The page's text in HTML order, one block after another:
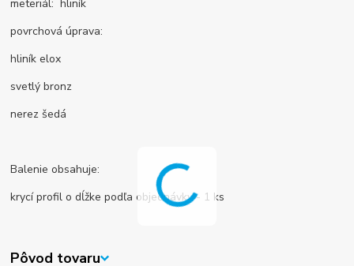
meteriál: hliník
povrchová úprava:
hliník elox
svetlý bronz
nerez šedá
Balenie obsahuje:
krycí profil o dĺžke podľa objednávky - 1 ks
Pôvod tovaru